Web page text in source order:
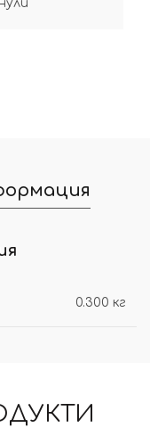
0.300 кг